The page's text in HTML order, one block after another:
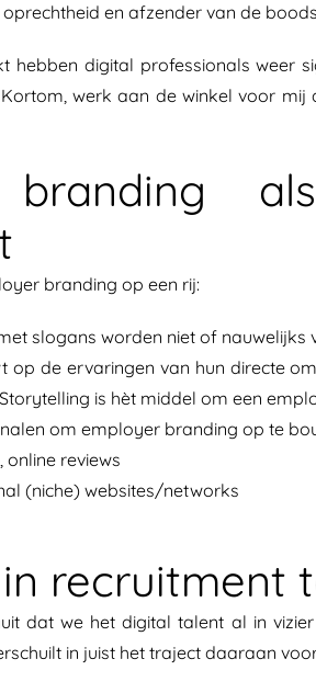
en afzender van de
hebben digital professionals weer
werk aan de winkel voor
branding
branding op een rij:
slogans worden niet of nauwelijks
op de ervaringen van hun directe
is hèt middel om een
om employer branding op te
online reviews
(niche) websites/networks
recruitment
dat we het digital talent al in
in juist het traject daaraan